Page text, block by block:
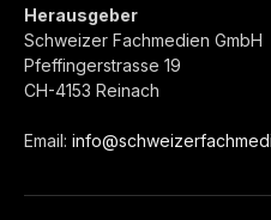
Herausgeber
Schweizer Fachmedien GmbH
Pfeffingerstrasse 19
CH-4153 Reinach
Email: